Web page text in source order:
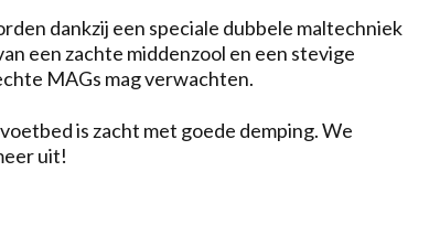
dankzij een speciale dubbele maltechniek
een zachte middenzool en een stevige
MAGs mag verwachten.
is zacht met goede demping. We
uit!